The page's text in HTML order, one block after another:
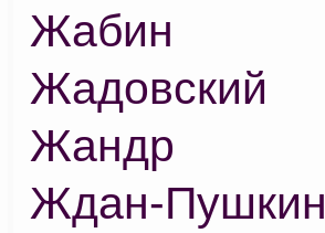
Жабин
Жадовский
Жандр
Ждан-Пушкин